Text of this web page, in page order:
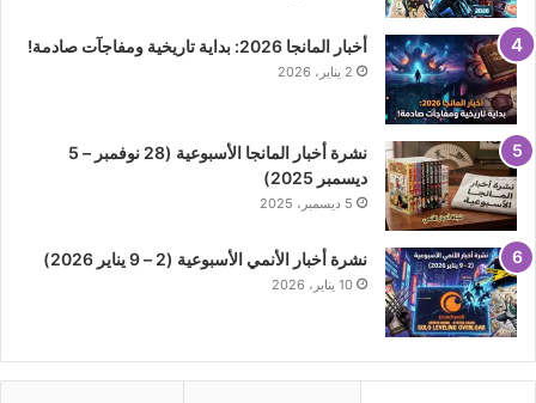
أخبار المانجا 2026: بداية تاريخية ومفاجآت صادمة!
2 يناير، 2026
نشرة أخبار المانجا الأسبوعية (28 نوفمبر – 5
ديسمبر 2025)
5 ديسمبر، 2025
نشرة أخبار الأنمي الأسبوعية (2 – 9 يناير 2026)
10 يناير، 2026